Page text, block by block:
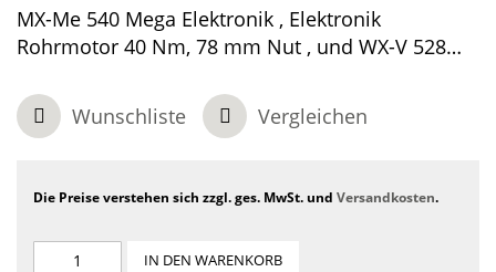
MX-Me 540 Mega Elektronik , Elektronik
Rohrmotor 40 Nm, 78 mm Nut , und WX-V 528
Wunschliste
Vergleichen
Die Preise verstehen sich zzgl. ges. MwSt. und Versandkosten.
IN DEN WARENKORB